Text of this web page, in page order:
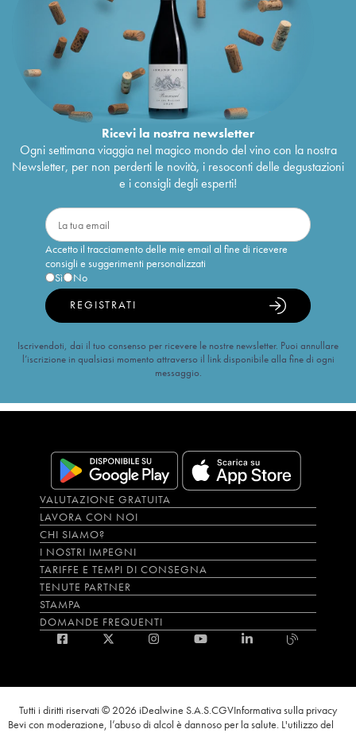
Ricevi la nostra newsletter
Ogni settimana viaggia nel magico mondo del vino con la nostra
Newsletter, per non perderti le novità, i resoconti delle degustazioni
e i consigli degli esperti!
Accetto il tracciamento delle mie email al fine di ricevere
consigli e suggerimenti personalizzati
Sì
No
REGISTRATI
Iscrivendoti, dai il tuo consenso per ricevere le nostre newsletter. Puoi annullare
l’iscrizione in qualsiasi momento attraverso il link disponibile alla fine di ogni
messaggio.
VALUTAZIONE GRATUITA
LAVORA CON NOI
CHI SIAMO?
I NOSTRI IMPEGNI
TARIFFE E TEMPI DI CONSEGNA
TENUTE PARTNER
STAMPA
DOMANDE FREQUENTI
Tutti i diritti riservati © 2026 iDealwine S.A.S.CGVInformativa sulla privacy
Bevi con moderazione, l’abuso di alcol è dannoso per la salute. L'utilizzo del